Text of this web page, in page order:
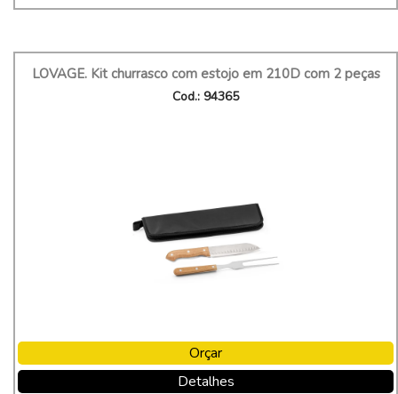
LOVAGE. Kit churrasco com estojo em 210D com 2 peças
Cod.: 94365
Orçar
Detalhes